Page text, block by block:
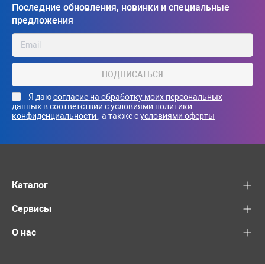
Последние обновления, новинки и специальные
предложения
ПОДПИСАТЬСЯ
Я даюсогласие на обработку моих персональных
данных в соответствии с условиями политики
конфиденциальности , а также сусловиями оферты
Каталог
Сервисы
О нас